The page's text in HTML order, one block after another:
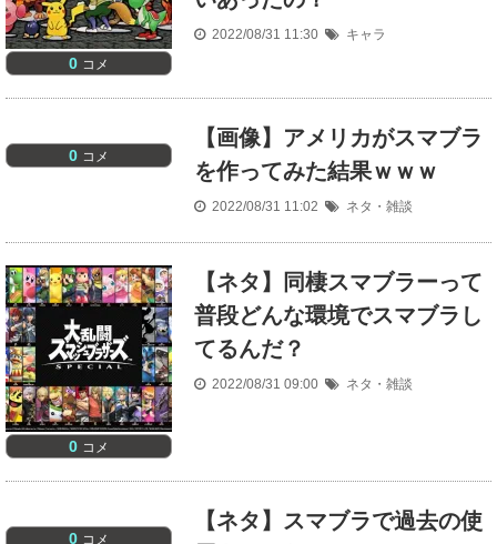
0 コメ
2022/08/31 11:30 キャラ
0 コメ
【画像】アメリカがスマブラ
を作ってみた結果ｗｗｗ
2022/08/31 11:02 ネタ・雑談
0 コメ
【ネタ】同棲スマブラーって
普段どんな環境でスマブラし
てるんだ？
2022/08/31 09:00 ネタ・雑談
0 コメ
【ネタ】スマブラで過去の使